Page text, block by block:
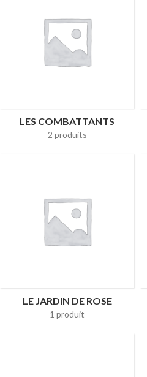
LES COMBATTANTS
2 produits
LE JARDIN DE ROSE
1 produit